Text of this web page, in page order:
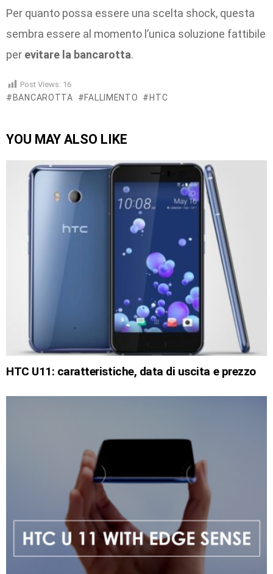
Per quanto possa essere una scelta shock, questa
sembra essere al momento l’unica soluzione fattibile
per evitare la bancarotta.
Post Views: 16
BANCAROTTA FALLIMENTO HTC
YOU MAY ALSO LIKE
HTC U11: caratteristiche, data di uscita e prezzo